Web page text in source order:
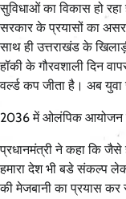
सुविधाओं का विकास हो
सरकार के प्रयासों का
साथ ही उत्तराखंड के
हॉकी के गौरवशाली दिन
वर्ल्ड कप जीता है। अब
2036 में ओलंपिक आयोजन
प्रधानमंत्री ने कहा कि
हमारा देश भी बडे संकल्प
की मेजबानी का प्रयास कर